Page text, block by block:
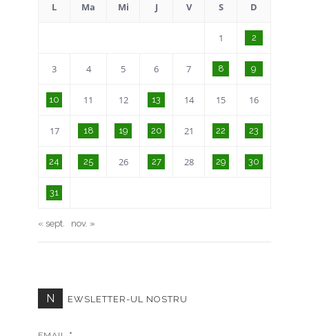
L Ma Mi J V S D
1 2
3 4 5 6 7 8 9
10 11 12 13 14 15 16
17 18 19 20 21 22 23
24 25 26 27 28 29 30
31
« sept. nov. »
N EWSLETTER-UL NOSTRU